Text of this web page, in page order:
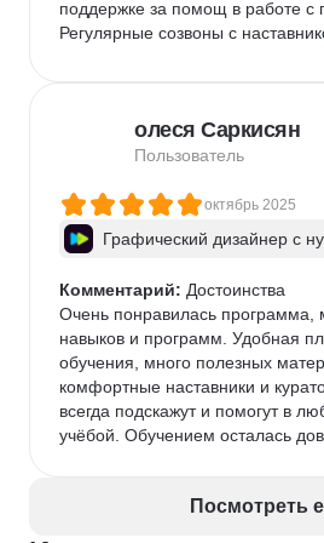
поддержке за помощ в работе с
Регулярные созвоны с
заслуживают самых высоких
вопросы и почувствовать себя
результате обучения у меня
коммуникативного дизайна.
огромную пользу от карьерного
практические задания по
наставником, индивидуальные
партнёрские предложения.
Другие впечатления
Прохождение курса
успешная защита диплома в
продуктивным шагом в
перенести их в цифровую
олеся Саркисян
Пользователь
октябрь 2025
Графический дизайнер с
Комментарий: Достоинства
Очень понравилась программа,
навыков и программ. Удобная
обучения, много полезных
комфортные наставники и
всегда подскажут и помогут в
учёбой. Обучением осталась
Посмотреть